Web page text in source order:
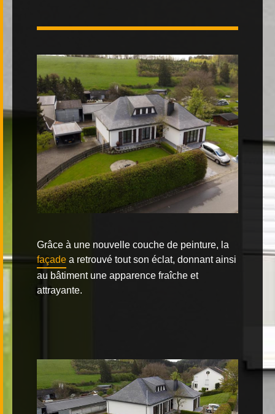
FR | DE
Grâce à une nouvelle couche de peinture, la
façade a retrouvé tout son éclat, donnant ainsi
au bâtiment une apparence fraîche et
attrayante.